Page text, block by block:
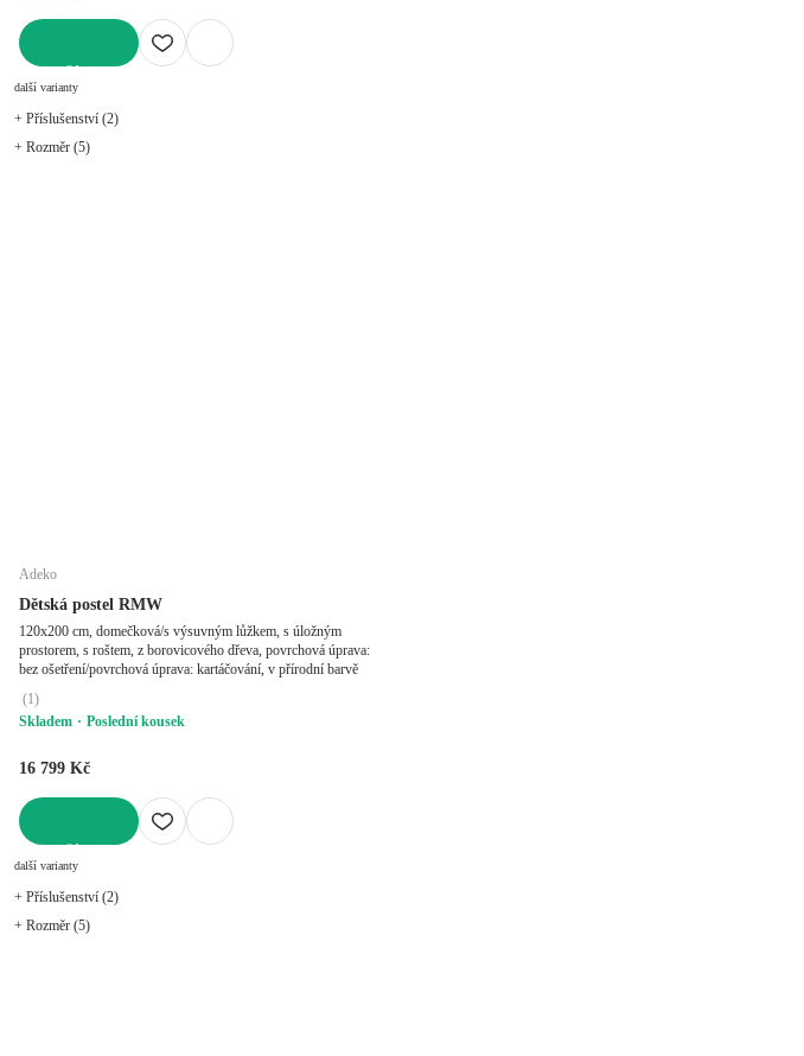
další varianty
+ Příslušenství (2)
+ Rozměr (5)
Adeko
Dětská postel RMW
120x200 cm, domečková/s výsuvným lůžkem, s úložným
prostorem, s roštem, z borovicového dřeva, povrchová úprava:
bez ošetření/povrchová úprava: kartáčování, v přírodní barvě
(1)
Skladem
Poslední kousek
16 799 Kč
další varianty
+ Příslušenství (2)
+ Rozměr (5)